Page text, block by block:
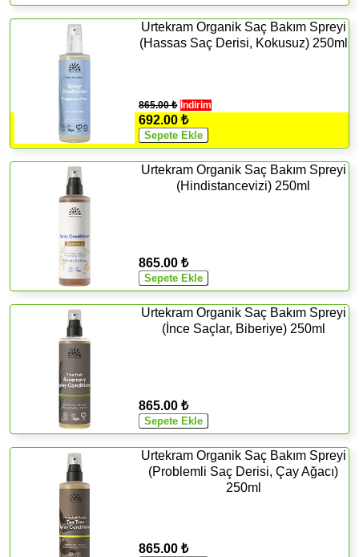
Urtekram Organik Saç Bakım Spreyi
(Hassas Saç Derisi, Kokusuz) 250ml
865.00 ₺ İndirim
692.00 ₺
Urtekram Organik Saç Bakım Spreyi
(Hindistancevizi) 250ml
865.00 ₺
Urtekram Organik Saç Bakım Spreyi
(İnce Saçlar, Biberiye) 250ml
865.00 ₺
Urtekram Organik Saç Bakım Spreyi
(Problemli Saç Derisi, Çay Ağacı)
250ml
865.00 ₺